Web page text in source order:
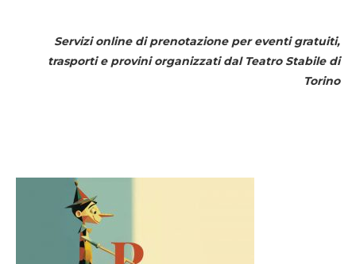
Servizi online di prenotazione per eventi gratuiti,
trasporti e provini organizzati dal Teatro Stabile di
Torino